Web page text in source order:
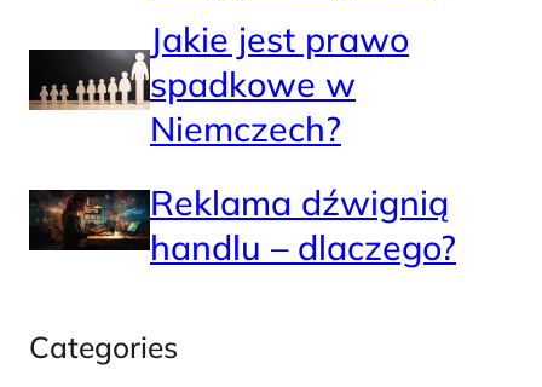
Jakie jest prawo
spadkowe w
Niemczech?
Reklama dźwignią
handlu – dlaczego?
Categories